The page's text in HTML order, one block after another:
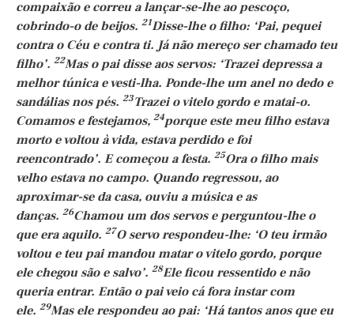
compaixão e correu a lançar-se-lhe ao pescoço,
cobrindo-o de beijos. 21Disse-lhe o filho: ‘Pai, pequei
contra o Céu e contra ti. Já não mereço ser chamado teu
filho’. 22Mas o pai disse aos servos: ‘Trazei depressa a
melhor túnica e vesti-lha. Ponde-lhe um anel no dedo e
sandálias nos pés. 23Trazei o vitelo gordo e matai-o.
Comamos e festejamos, 24porque este meu filho estava
morto e voltou à vida, estava perdido e foi
reencontrado’. E começou a festa. 25Ora o filho mais
velho estava no campo. Quando regressou, ao
aproximar-se da casa, ouviu a música e as
danças. 26Chamou um dos servos e perguntou-lhe o
que era aquilo. 27O servo respondeu-lhe: ‘O teu irmão
voltou e teu pai mandou matar o vitelo gordo, porque
ele chegou são e salvo’. 28Ele ficou ressentido e não
queria entrar. Então o pai veio cá fora instar com
ele. 29Mas ele respondeu ao pai: ‘Há tantos anos que eu